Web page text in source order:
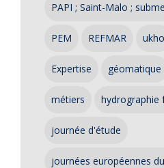
PAPI ; Saint-Malo ;
PEM REFMAR ukho
Expertise géomatique
métiers hydrographie
journée d'étude
journées européennes